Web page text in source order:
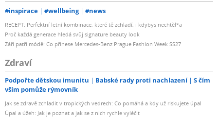
#inspirace #wellbeing #news
RECEPT: Perfektní letní kombinace, které tě zchladí, i kdybys nechtěl*a
Proč každá generace hledá svůj signature beauty look
Září patří módě: Co přinese Mercedes-Benz Prague Fashion Week SS27
Zdraví
Podpořte dětskou imunitu Babské rady proti nachlazení
S čím
vším pomůže rýmovník
Jak se zdravě zchladit v tropických vedrech: Co pomáhá a kdy už riskujete úpal
Úpal a úžeh: Jak je poznat a jak se z nich rychle vyléčit